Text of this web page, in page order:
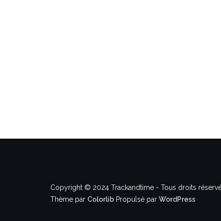
Copyright © 2024 Trackandtime - Tous droits
Thème par Colorlib Propulsé par WordPress